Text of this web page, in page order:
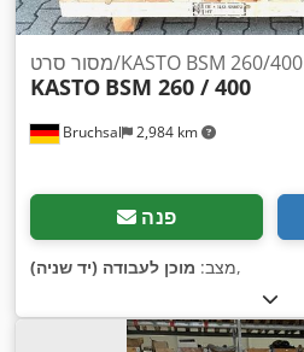
Bruchsal 2,984 km
מסור סרט/KASTO BSM 260/400
KASTO BSM 260 / 400
פנה
מצב: מוכן לעבודה (יד שניה) ,